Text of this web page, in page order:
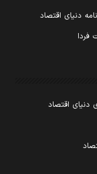
دنیای اقتصاد
فردا
اقتصاد